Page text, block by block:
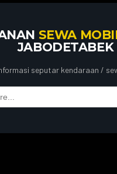
SEWA
JABODETABEK
seputar kendaraan /